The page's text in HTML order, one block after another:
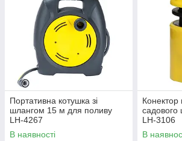
Портативна котушка зі
шлангом 15 м для поливу
LH-4267
В наявності
Конектор
LH-3106
В